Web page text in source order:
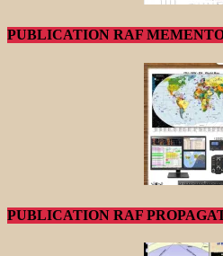
PUBLICATION RAF
PUBLICATION RAF